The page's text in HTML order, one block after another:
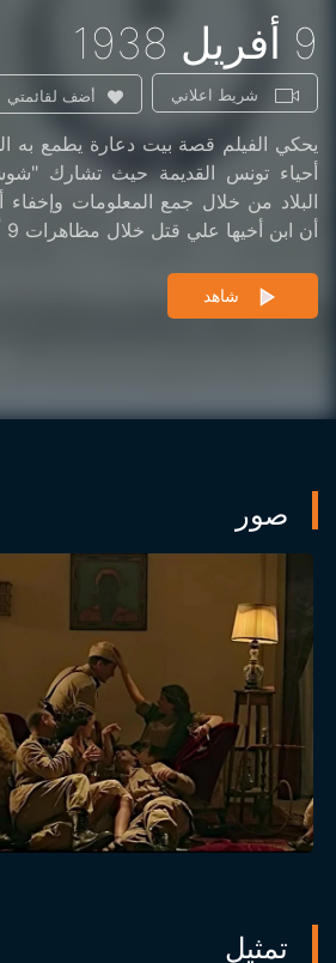
9 أفريل 1938
شريط اعلاني أضف لقائمتي
يحكي الفيلم قصة بيت دعارة يطمع به
أحياء تونس القديمة حيث تشارك
البلاد من خلال جمع المعلومات وإخفاء
أن ابن أخيها علي قتل خلال مظاهرات 9 أبريل 1938.
شاهد
صور
تمثيل